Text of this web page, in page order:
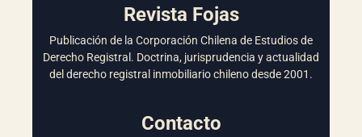
Revista Fojas
Publicación de la Corporación Chilena de Estudios de
Derecho Registral. Doctrina, jurisprudencia y actualidad
del derecho registral inmobiliario chileno desde 2001.
Contacto